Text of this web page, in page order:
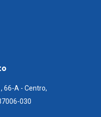
66-A - Centro,
030